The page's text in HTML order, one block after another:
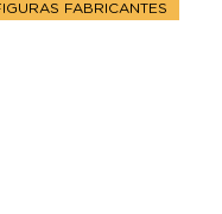
FABRICANTES